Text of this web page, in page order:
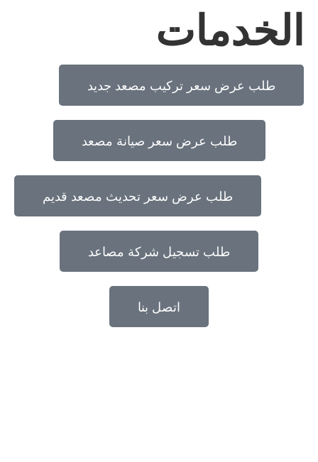
الخدمات
طلب عرض سعر تركيب مصعد جديد
طلب عرض سعر صيانة مصعد
طلب عرض سعر تحديث مصعد قديم
طلب تسجيل شركة مصاعد
اتصل بنا